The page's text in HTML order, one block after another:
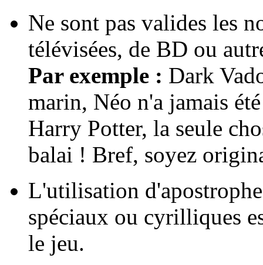
Ne sont pas valides les
télévisées, de BD ou
Par exemple : Dark
marin, Néo n'a jamais
Harry Potter, la seule
balai ! Bref, soyez
L'utilisation
spéciaux ou cyrilliques
le jeu.